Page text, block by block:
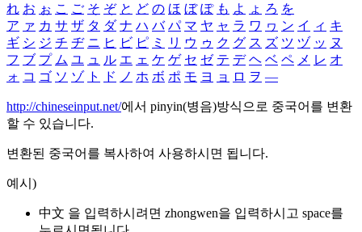
れ お ぉ こ ご そ ぞ と ど の ほ ぼ ぽ も よ ょ ろ を
ア ァ カ サ ザ タ ダ ナ ハ バ パ マ ヤ ャ ラ ワ ヮ ン イ ィ キ
ギ シ ジ チ ヂ ニ ヒ ビ ピ ミ リ ウ ゥ ク グ ス ズ ツ ヅ ッ ヌ
フ ブ プ ム ユ ュ ル エ ェ ケ ゲ セ ゼ テ デ ヘ ベ ペ メ レ オ
ォ コ ゴ ソ ゾ ト ド ノ ホ ボ ポ モ ヨ ョ ロ ヲ ―
http://chineseinput.net/에서 pinyin(병음)방식으로 중국어를 변환
할 수 있습니다.
변환된 중국어를 복사하여 사용하시면 됩니다.
예시)
中文 을 입력하시려면 zhongwen을 입력하시고 space를